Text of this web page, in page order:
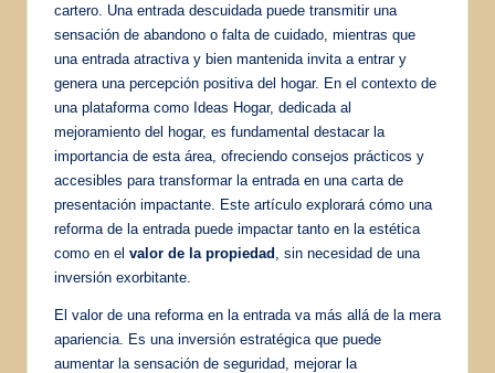
cartero. Una entrada descuidada puede transmitir una
sensación de abandono o falta de cuidado, mientras que
una entrada atractiva y bien mantenida invita a entrar y
genera una percepción positiva del hogar. En el contexto de
una plataforma como Ideas Hogar, dedicada al
mejoramiento del hogar, es fundamental destacar la
importancia de esta área, ofreciendo consejos prácticos y
accesibles para transformar la entrada en una carta de
presentación impactante. Este artículo explorará cómo una
reforma de la entrada puede impactar tanto en la estética
como en el valor de la propiedad , sin necesidad de una
inversión exorbitante.
El valor de una reforma en la entrada va más allá de la mera
apariencia. Es una inversión estratégica que puede
aumentar la sensación de seguridad, mejorar la